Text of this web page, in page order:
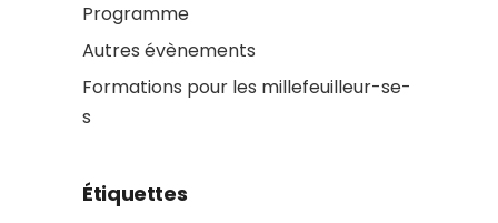
Programme
Autres évènements
Formations pour les millefeuilleur-se-
s
Étiquettes